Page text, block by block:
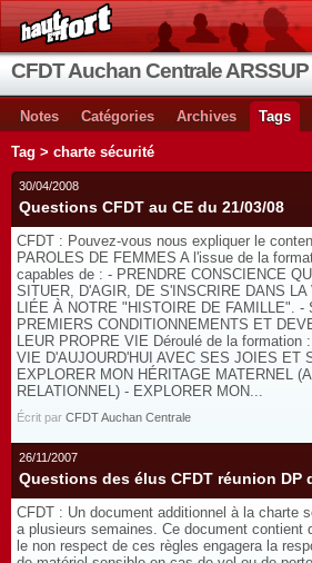
Notes Catégories Archives Tags
Tag > charte sécurité
30/04/2008
Questions CFDT au CE du 21/03/08
CFDT : Pouvez-vous nous expliquer le
PAROLES DE FEMMES A l'issue de la
capables de : - PRENDRE CONSCIENCE
SITUER, D'AGIR, DE S'INSCRIRE DANS
LIÉE À NOTRE "HISTOIRE DE FAMILLE". -
PREMIERS CONDITIONNEMENTS ET
LEUR PROPRE VIE Déroulé de la formation
VIE D'AUJOURD'HUI AVEC SES JOIES ET
EXPLORER MON HÉRITAGE MATERNEL
RELATIONNEL) - EXPLORER MON...
Écrit par CFDT Auchan Centrale
26/11/2007
Questions des élus CFDT réunion DP
CFDT : Un document additionnel à la charte
a plusieurs semaines. Ce document contient
le non respect de ces règles engagera la